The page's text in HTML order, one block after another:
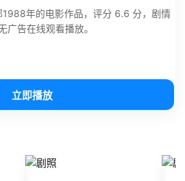
1988年的电影作品，评分 6.6 分，剧情
广告在线观看播放。
立即播放